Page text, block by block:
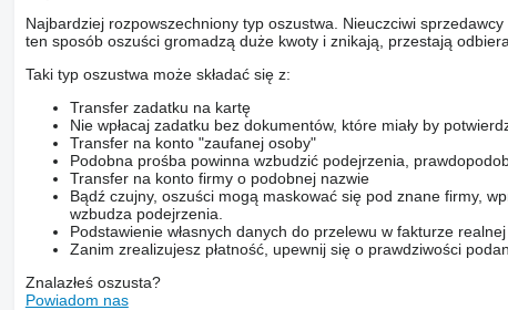
Najbardziej rozpowszechniony typ oszustwa. Nieuczciwi
ten sposób oszuści gromadzą duże kwoty i znikają, przestają
Taki typ oszustwa może składać się z:
Transfer zadatku na kartę
Nie wpłacaj zadatku bez dokumentów, które miały by
Transfer na konto "zaufanej osoby"
Podobna prośba powinna wzbudzić podejrzenia,
Transfer na konto firmy o podobnej nazwie
Bądź czujny, oszuści mogą maskować się pod znane firmy,
wzbudza podejrzenia.
Podstawienie własnych danych do przelewu w fakturze
Zanim zrealizujesz płatność, upewnij się o prawdziwości
Znalazłeś oszusta?
Powiadom nas